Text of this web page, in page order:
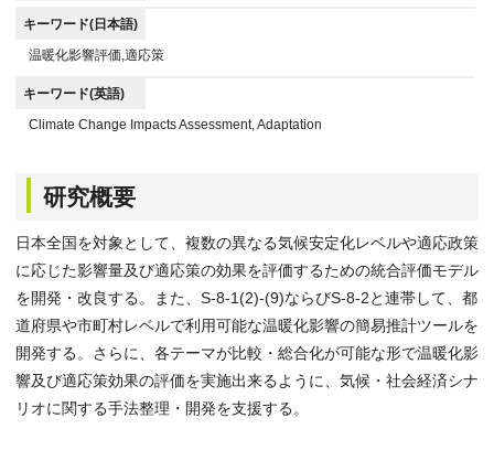
キーワード(日本語)
温暖化影響評価,適応策
キーワード(英語)
Climate Change Impacts Assessment, Adaptation
研究概要
日本全国を対象として、複数の異なる気候安定化レベルや適応政策
に応じた影響量及び適応策の効果を評価するための統合評価モデル
を開発・改良する。また、S-8-1(2)-(9)ならびS-8-2と連帯して、都
道府県や市町村レベルで利用可能な温暖化影響の簡易推計ツールを
開発する。さらに、各テーマが比較・総合化が可能な形で温暖化影
響及び適応策効果の評価を実施出来るように、気候・社会経済シナ
リオに関する手法整理・開発を支援する。